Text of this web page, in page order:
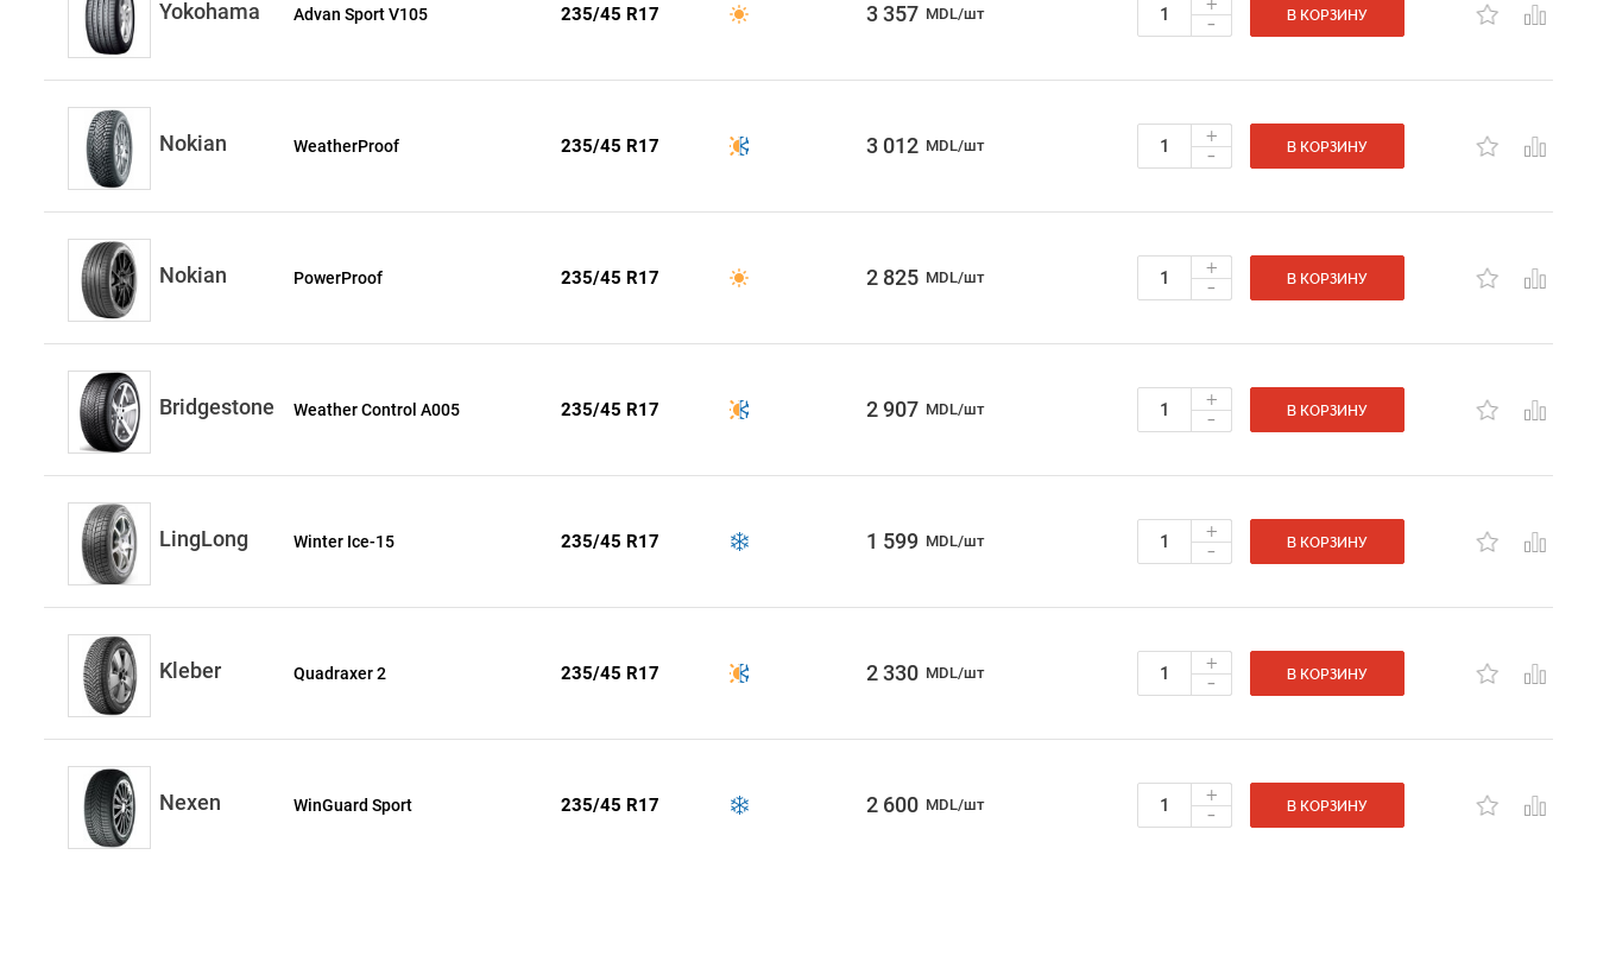
Yokohama Advan Sport V105 235/45 R17 3 357 MDL/шт - В КОРЗИНУ
Nokian WeatherProof 235/45 R17 3 012 MDL/шт +
- В КОРЗИНУ
Nokian PowerProof 235/45 R17 2 825 MDL/шт +
- В КОРЗИНУ
Bridgestone Weather Control A005 235/45 R17 2 907 MDL/шт +
- В КОРЗИНУ
LingLong Winter Ice-15 235/45 R17 1 599 MDL/шт +
- В КОРЗИНУ
Kleber Quadraxer 2 235/45 R17 2 330 MDL/шт +
- В КОРЗИНУ
Nexen WinGuard Sport 235/45 R17 2 600 MDL/шт +
- В КОРЗИНУ